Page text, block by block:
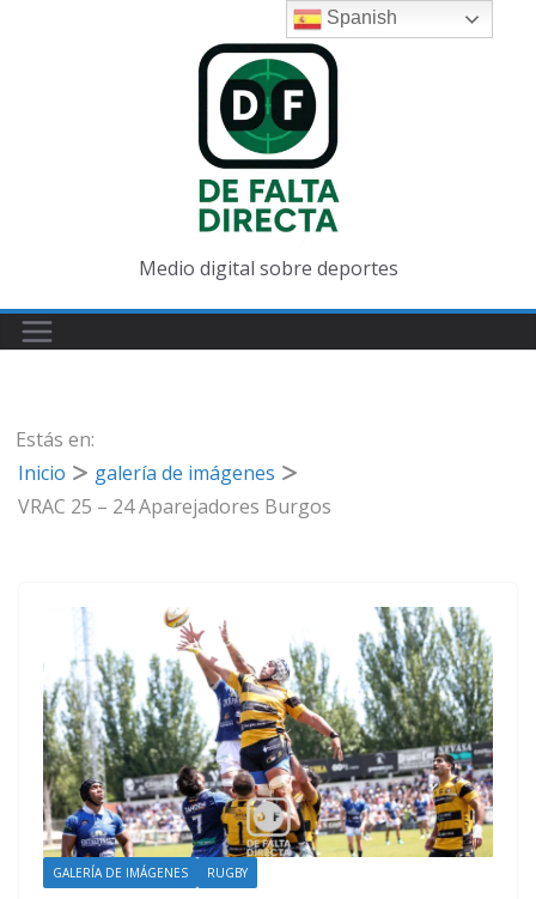
Medio digital sobre deportes
Estás en:
Inicio
galería de imágenes
VRAC 25 – 24 Aparejadores Burgos
GALERÍA DE IMÁGENES RUGBY
Spanish